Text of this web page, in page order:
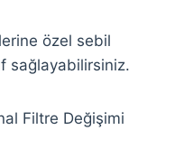
özel sebil
sağlayabilirsiniz.
Filtre Değişimi